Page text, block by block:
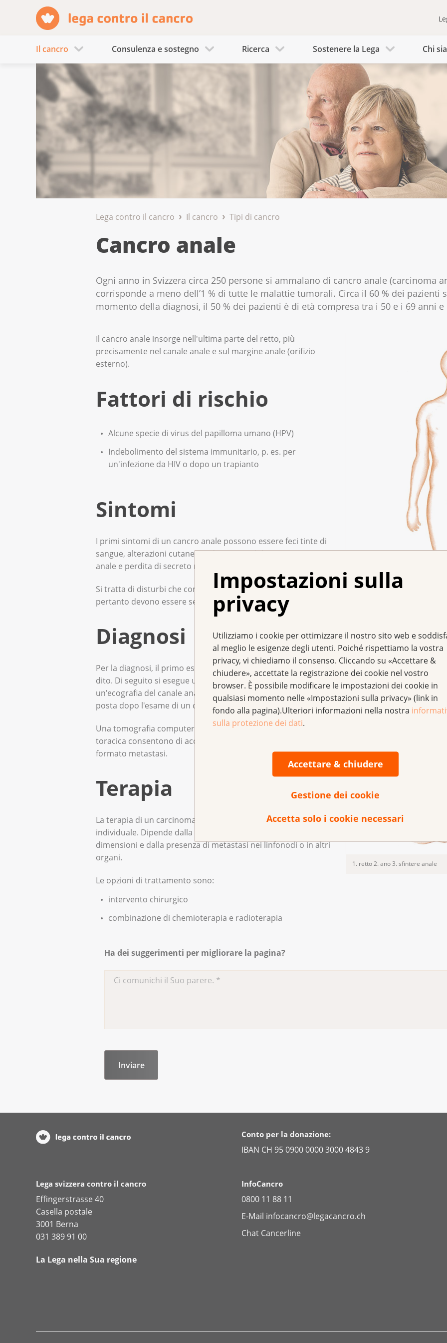
Impostazioni sulla
privacy
Utilizziamo i cookie per ottimizzare il nostro sito web e
al meglio le esigenze degli utenti. Poiché rispettiamo la vostra
privacy, vi chiediamo il consenso. Cliccando su «Accettare &
chiudere», accettate la registrazione dei cookie nel vostro
browser. È possibile modificare le impostazioni dei cookie in
qualsiasi momento nelle «Impostazioni sulla privacy» (link in
fondo alla pagina).Ulteriori informazioni nella nostra
sulla protezione dei dati.
Accettare & chiudere
Gestione dei cookie
Accetta solo i cookie necessari
Il cancro Consulenza e sostegno Ricerca Sostenere la Lega Chi
Lega contro il cancro Il cancro Tipi di cancro
Cancro anale
Ogni anno in Svizzera circa 250 persone si ammalano di cancro anale (carcinoma
corrisponde a meno dell’1 % di tutte le malattie tumorali. Circa il 60 % dei pazienti
momento della diagnosi, il 50 % dei pazienti è di età compresa tra i 50 e i 69 anni
Intestino retto e orifizio anale
1. retto 2. ano 3. sfintere anale
Il cancro anale insorge nell'ultima parte del retto, più
precisamente nel canale anale e sul margine anale (orifizio
esterno).
Fattori di rischio
Alcune specie di virus del papilloma umano (HPV)
Indebolimento del sistema immunitario, p. es. per
un'infezione da HIV o dopo un trapianto
Sintomi
I primi sintomi di un cancro anale possono essere feci tinte di
sangue, alterazioni cutanee, indurimenti, dolore o prurito
anale e perdita di secreto mucoso.
Si tratta di disturbi che compaiono anche in altre malattie,
pertanto devono essere sempre chiariti da un medico.
Diagnosi
Per la diagnosi, il primo esame è la palpazione dell’ano con il
dito. Di seguito si esegue un esame endoscopico e
un'ecografia del canale anale. La diagnosi definitiva viene
posta dopo l'esame di un campione di tessuto.
Una tomografia computerizzata dell'addome e una radiografia
toracica consentono di accertare se il cancro anale ha già
formato metastasi.
Terapia
La terapia di un carcinoma anale è pianificata su base
individuale. Dipende dalla localizzazione del tumore, dalle sue
dimensioni e dalla presenza di metastasi nei linfonodi o in altri
organi.
Le opzioni di trattamento sono:
intervento chirurgico
combinazione di chemioterapia e radioterapia
Ha dei suggerimenti per migliorare la pagina?
Conto per la donazione:
IBAN CH 95 0900 0000 3000 4843 9
Lega svizzera contro il cancro
Effingerstrasse 40
Casella postale
3001 Berna
031 389 91 00
La Lega nella Sua regione
InfoCancro
0800 11 88 11
E-Mail infocancro@legacancro.ch
Chat Cancerline